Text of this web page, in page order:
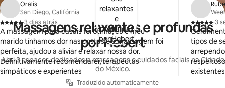
Massagens relaxantes e profundas
por Hebert
Abri 3 espaços dedicados a massagens e cuidados faciais na Cidade
do México.
Traduzido automaticamente
Oralis
San Diego, Califórnia
,
·3 dias atrás
A massagem para casais foi ótima, eu e meu
marido tínhamos dor nas costas e a massagem foi
perfeita, ajudou a aliviar e relaxar nossa dor.
Definitivamente recomendarei, terapeutas
simpáticos e experientes
,
·3
tipos de